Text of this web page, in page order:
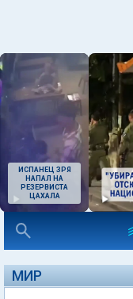
ИСПАНЕЦ ЗРЯ
НАПАЛ НА
РЕЗЕРВИСТА
ЦАХАЛА
МИР